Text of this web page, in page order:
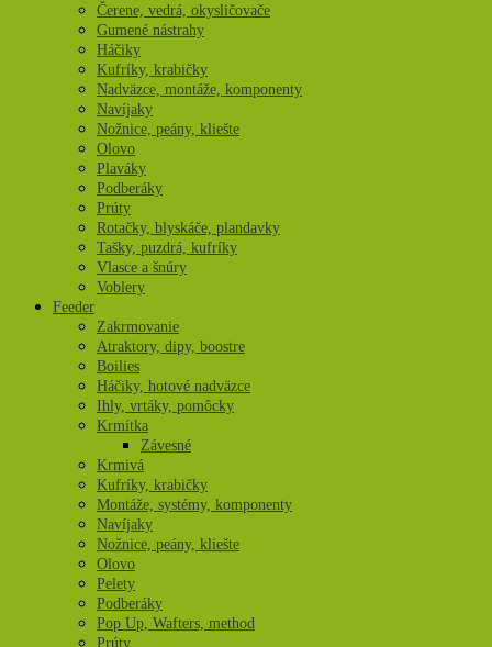
Čerene, vedrá, okysličovače
Gumené nástrahy
Háčiky
Kufríky, krabičky
Nadväzce, montáže, komponenty
Navíjaky
Nožnice, peány, kliešte
Olovo
Plaváky
Podberáky
Prúty
Rotačky, blyskáče, plandavky
Tašky, puzdrá, kufríky
Vlasce a šnúry
Voblery
Feeder
Zakrmovanie
Atraktory, dipy, boostre
Boilies
Háčiky, hotové nadväzce
Ihly, vrtáky, pomôcky
Krmítka
Závesné
Krmivá
Kufríky, krabičky
Montáže, systémy, komponenty
Navíjaky
Nožnice, peány, kliešte
Olovo
Pelety
Podberáky
Pop Up, Wafters, method
Prúty